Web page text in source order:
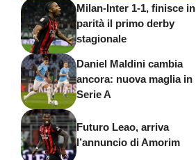
Milan-Inter 1-1, finisce in
parità il primo derby
stagionale
Daniel Maldini cambia
ancora: nuova maglia in
Serie A
Futuro Leao, arriva
l’annuncio di Amorim